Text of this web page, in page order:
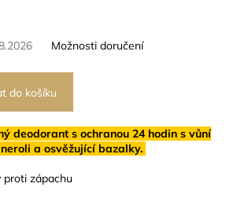
Možnosti doručení
do košíku
deodorant s ochranou 24 hodin s vůní
a osvěžující bazalky.
zápachu